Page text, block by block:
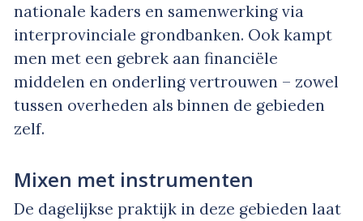
nationale kaders en samenwerking via
interprovinciale grondbanken. Ook kampt
men met een gebrek aan financiële
middelen en onderling vertrouwen – zowel
tussen overheden als binnen de gebieden
zelf.
Mixen met instrumenten
De dagelijkse praktijk in deze gebieden laat